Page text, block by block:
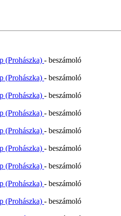
(Prohászka) - beszámoló
(Prohászka) - beszámoló
(Prohászka) - beszámoló
(Prohászka) - beszámoló
(Prohászka) - beszámoló
(Prohászka) - beszámoló
(Prohászka) - beszámoló
(Prohászka) - beszámoló
(Prohászka) - beszámoló